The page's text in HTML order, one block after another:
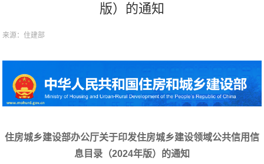
版）的通知
来源：住建部
住房城乡建设部办公厅关于印发住房城乡建设领域公共信用信
息目录（2024年版）的通知